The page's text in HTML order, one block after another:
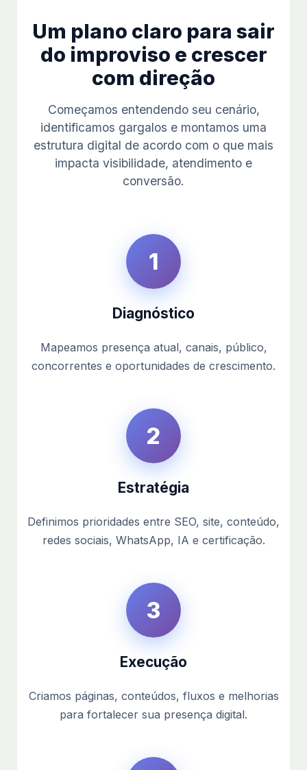
Um plano claro para sair
do improviso e crescer
com direção
Começamos entendendo seu cenário,
identificamos gargalos e montamos uma
estrutura digital de acordo com o que mais
impacta visibilidade, atendimento e
conversão.
1
Diagnóstico
Mapeamos presença atual, canais, público,
concorrentes e oportunidades de crescimento.
2
Estratégia
Definimos prioridades entre SEO, site, conteúdo,
redes sociais, WhatsApp, IA e certificação.
3
Execução
Criamos páginas, conteúdos, fluxos e melhorias
para fortalecer sua presença digital.